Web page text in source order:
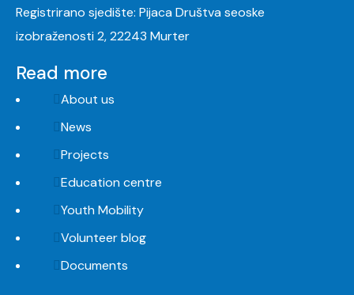
Registrirano sjedište: Pijaca Društva seoske
izobraženosti 2, 22243 Murter
Read more
About us
News
Projects
Education centre
Youth Mobility
Volunteer blog
Documents